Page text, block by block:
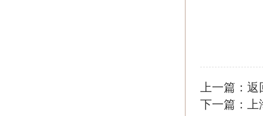
上一篇： 返
下一篇：